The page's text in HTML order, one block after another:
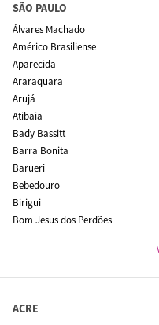
SÃO PAULO
Álvares Machado
Américo Brasiliense
Aparecida
Araraquara
Arujá
Atibaia
Bady Bassitt
Barra Bonita
Barueri
Bebedouro
Birigui
Bom Jesus dos Perdões
ACRE